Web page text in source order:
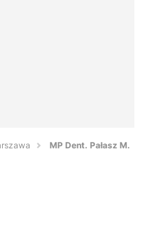
MP Dent. Pałasz M.